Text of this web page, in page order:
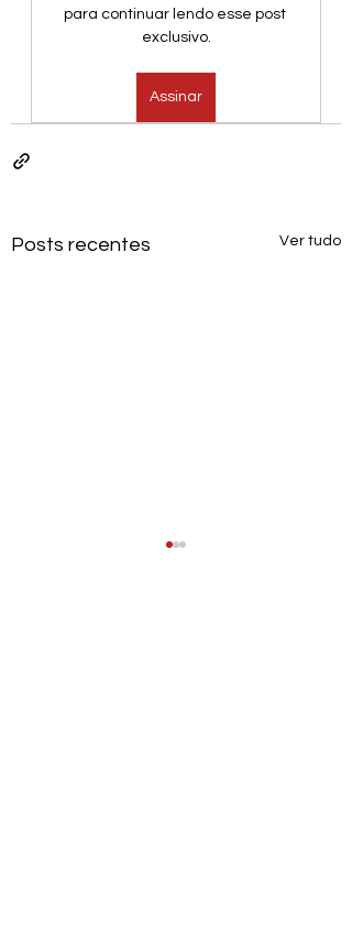
para continuar lendo esse post
exclusivo.
Assinar
Posts recentes Ver tudo